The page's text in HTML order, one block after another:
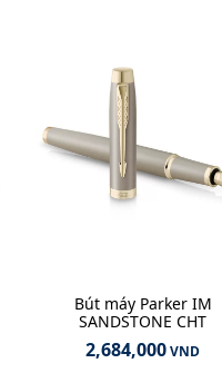
Bút máy Parker IM
SANDSTONE CHT
2,684,000VND